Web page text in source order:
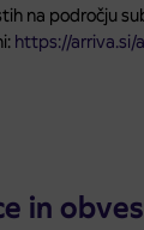
na področju
https://
in